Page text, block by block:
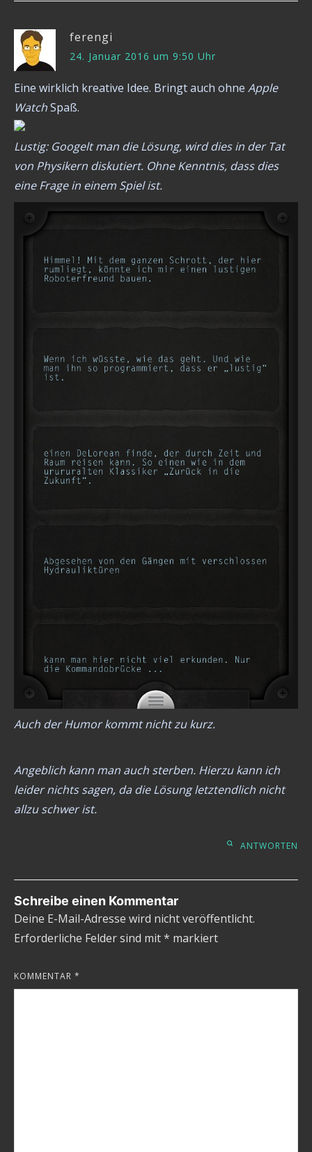
ferengi
24. Januar 2016 um 9:50 Uhr
Eine wirklich kreative Idee. Bringt auch ohne Apple
WatchSpaß.
Lustig: Googelt man die Lösung, wird dies in der Tat
von Physikern diskutiert. Ohne Kenntnis, dass dies
eine Frage in einem Spiel ist.
Auch der Humor kommt nicht zu kurz.
Angeblich kann man auch sterben. Hierzu kann ich
leider nichts sagen, da die Lösung letztendlich nicht
allzu schwer ist.
ANTWORTEN
Schreibe einen Kommentar
Deine E-Mail-Adresse wird nicht veröffentlicht.
Erforderliche Felder sind mit* markiert
KOMMENTAR *